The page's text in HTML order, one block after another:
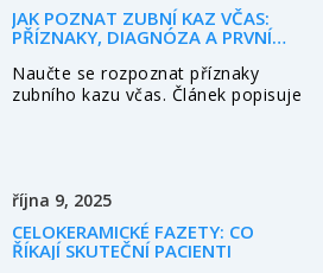
JAK POZNAT ZUBNÍ KAZ VČAS:
PŘÍZNAKY, DIAGNÓZA A PRVNÍ
Naučte se rozpoznat příznaky
zubního kazu včas. Článek popisuje
října 9, 2025
CELOKERAMICKÉ FAZETY: CO
ŘÍKAJÍ SKUTEČNÍ PACIENTI